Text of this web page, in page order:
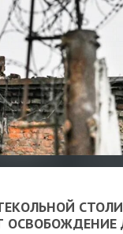
ОСВОБОЖДЕНИЕ